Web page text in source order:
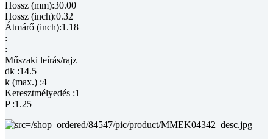
Hossz (mm):30.00
Hossz (inch):0.32
Átmárő (inch):1.18
:
:
Műszaki leírás/rajz
dk :14.5
k (max.) :4
Keresztmélyedés :1
P :1.25